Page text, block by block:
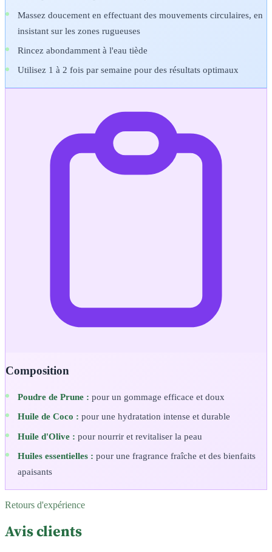
Massez doucement en effectuant des mouvements circulaires, en
insistant sur les zones rugueuses
Rincez abondamment à l'eau tiède
Utilisez 1 à 2 fois par semaine pour des résultats optimaux
Composition
Poudre de Prune : pour un gommage efficace et doux
Huile de Coco : pour une hydratation intense et durable
Huile d'Olive : pour nourrir et revitaliser la peau
Huiles essentielles : pour une fragrance fraîche et des bienfaits
apaisants
Retours d'expérience
Avis clients